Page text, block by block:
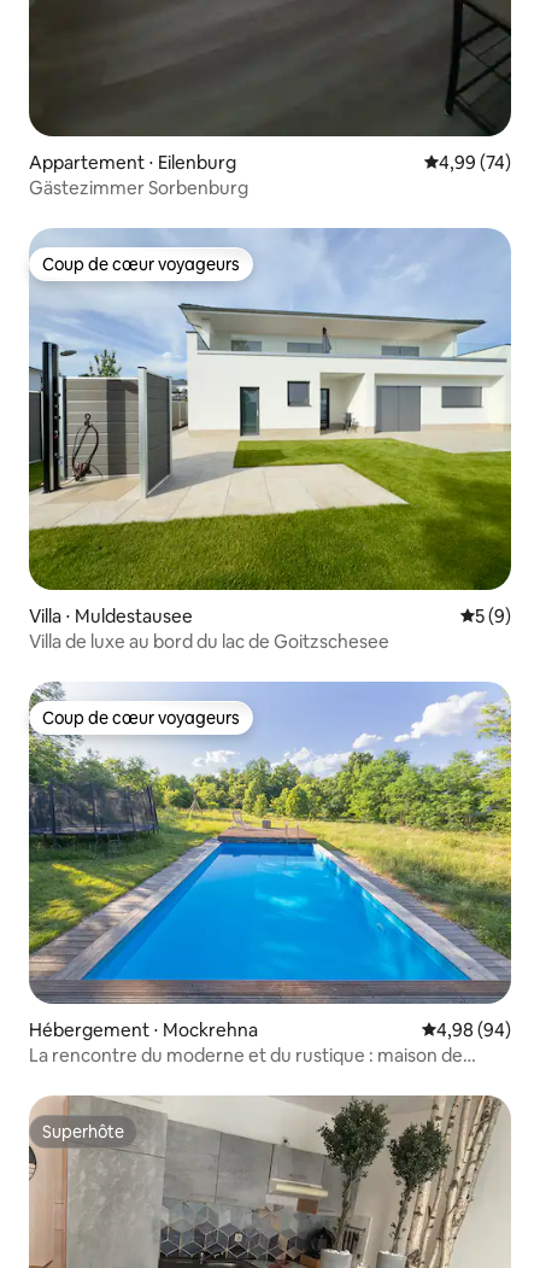
Appartement ⋅ Eilenburg Évaluation
4,99 (74)
Gästezimmer Sorbenburg
Coup de cœur voyageurs
Coup de cœur voyageurs
Villa ⋅ Muldestausee
5 (9)
Villa de luxe au bord du lac de Goitzschesee
Coup de cœur voyageurs
Coup de cœur voyageurs
Hébergement ⋅ Mockrehna Évaluation
4,98 (94)
La rencontre du moderne et du rustique : maison de
Superhôte
Superhôte